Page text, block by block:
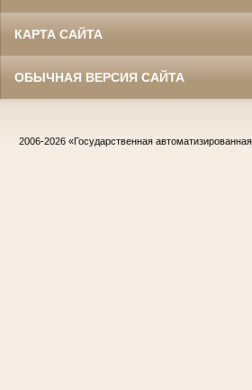
КАРТА САЙТА
ОБЫЧНАЯ ВЕРСИЯ САЙТА
2006-2026 «Государственная